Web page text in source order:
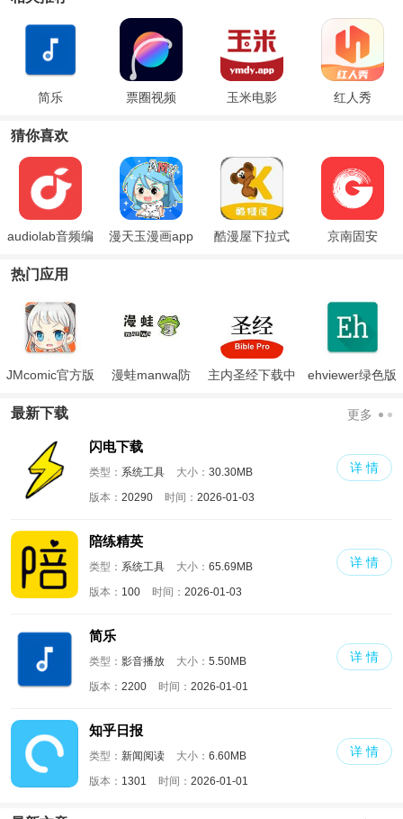
简乐 票圈视频 玉米电影 红人秀
猜你喜欢
audiolab音频编
辑器专业版
漫天玉漫画app
酷漫屋下拉式
京南固安
热门应用
JMcomic官方版
漫蛙manwa防
主内圣经下载中
ehviewer绿色版
最新下载 更多
闪电下载
类型： 系统工具 大小： 30.30MB
版本： 20290 时间： 2026-01-03
详 情
陪练精英
类型： 系统工具 大小： 65.69MB
版本： 100 时间： 2026-01-03
详 情
简乐
类型： 影音播放 大小： 5.50MB
版本： 2200 时间： 2026-01-01
详 情
知乎日报
类型： 新闻阅读 大小： 6.60MB
版本： 1301 时间： 2026-01-01
详 情